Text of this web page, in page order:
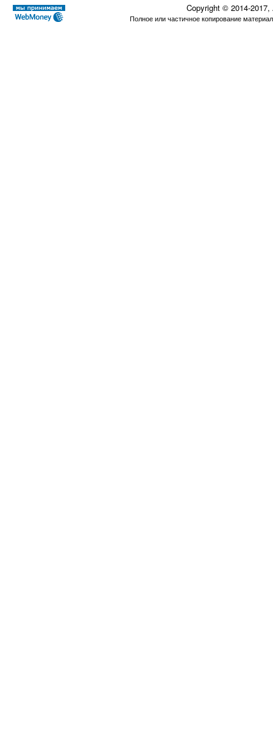
Copyright © 2014-
Полное или частичное копирование